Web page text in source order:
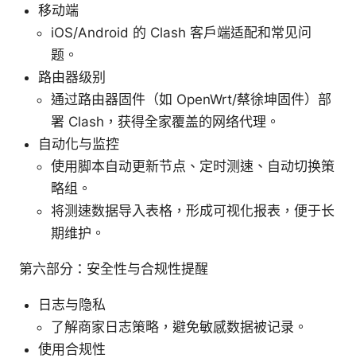
移动端
iOS/Android 的 Clash 客户端适配和常见问
题。
路由器级别
通过路由器固件（如 OpenWrt/蔡徐坤固件）部
署 Clash，获得全家覆盖的网络代理。
自动化与监控
使用脚本自动更新节点、定时测速、自动切换策
略组。
将测速数据导入表格，形成可视化报表，便于长
期维护。
第六部分：安全性与合规性提醒
日志与隐私
了解商家日志策略，避免敏感数据被记录。
使用合规性